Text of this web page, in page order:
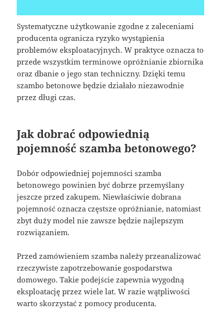
Systematyczne użytkowanie zgodne z zaleceniami
producenta ogranicza ryzyko wystąpienia
problemów eksploatacyjnych. W praktyce oznacza to
przede wszystkim terminowe opróżnianie zbiornika
oraz dbanie o jego stan techniczny. Dzięki temu
szambo betonowe będzie działało niezawodnie
przez długi czas.
Jak dobrać odpowiednią
pojemność szamba betonowego?
Dobór odpowiedniej pojemności szamba
betonowego powinien być dobrze przemyślany
jeszcze przed zakupem. Niewłaściwie dobrana
pojemność oznacza częstsze opróżnianie, natomiast
zbyt duży model nie zawsze będzie najlepszym
rozwiązaniem.
Przed zamówieniem szamba należy przeanalizować
rzeczywiste zapotrzebowanie gospodarstwa
domowego. Takie podejście zapewnia wygodną
eksploatację przez wiele lat. W razie wątpliwości
warto skorzystać z pomocy producenta.